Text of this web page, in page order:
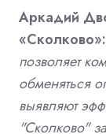
Аркадий
«Сколково»:
позволяет
обменяться
выявляют
"Сколково"